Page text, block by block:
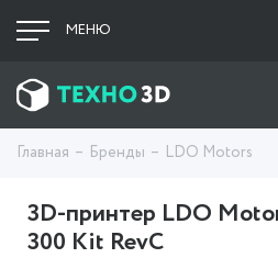
МЕНЮ
Главная Бренды LDO Motors
3D-принтер LDO
300 Kit RevC